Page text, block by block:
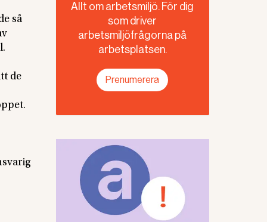
så
de
Allt om arbetsmiljö. För dig
som driver
arbetsmiljöfrågorna på
arbetsplatsen.
Prenumerera